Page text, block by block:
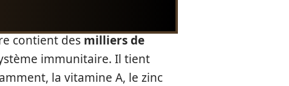
contient des milliers de
immunitaire. Il tient
la vitamine A, le zinc